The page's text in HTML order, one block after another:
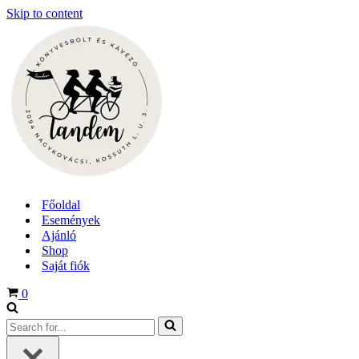
Skip to content
Főoldal
Események
Ajánló
Shop
Saját fiók
Cart
0
Search
for...